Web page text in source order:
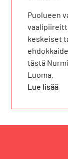
Puolueen
keskeiset
tästä
Luoma.
Lue lisää